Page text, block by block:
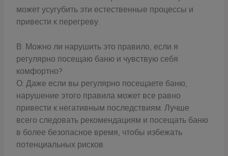
может усугубить эти естественные процессы и
привести к перегреву.
В: Можно ли нарушить это правило, если я
регулярно посещаю баню и чувствую себя
комфортно?
О: Даже если вы регулярно посещаете баню,
нарушение этого правила может все равно
привести к негативным последствиям. Лучше
всего следовать рекомендациям и посещать баню
в более безопасное время, чтобы избежать
потенциальных рисков.